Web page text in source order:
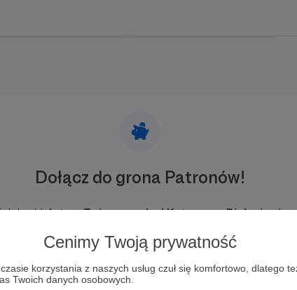
Cenimy Twoją prywatność
korzystania z naszych usług czuł się komfortowo, dlatego
Twoich danych osobowych.
Dołącz do grona Patronów!
AutoraTuż przy uchu | Katarzyna Bieleniewicz
Zostań Patronem